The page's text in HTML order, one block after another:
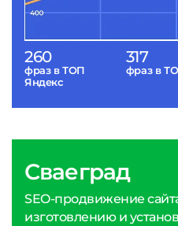
260
фраз в ТОП
Яндекс
317
фраз в
Сваеград
SEO-продвижение
изготовлению и